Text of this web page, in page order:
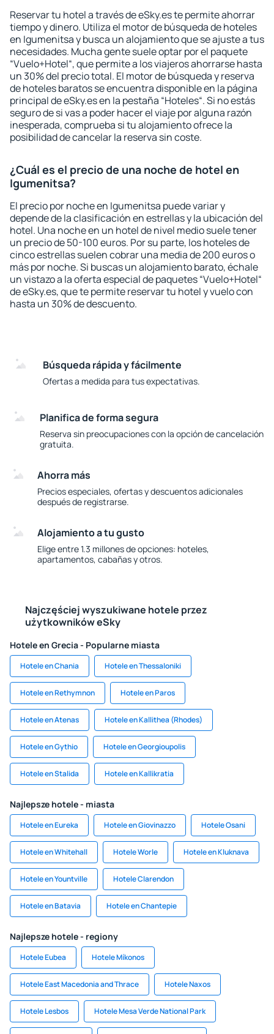
Reservar tu hotel a través de eSky.es te permite ahorrar
tiempo y dinero. Utiliza el motor de búsqueda de hoteles
en Igumenitsa y busca un alojamiento que se ajuste a tus
necesidades. Mucha gente suele optar por el paquete
“Vuelo+Hotel“, que permite a los viajeros ahorrarse hasta
un 30% del precio total. El motor de búsqueda y reserva
de hoteles baratos se encuentra disponible en la página
principal de eSky.es en la pestaña “Hoteles“. Si no estás
seguro de si vas a poder hacer el viaje por alguna razón
inesperada, comprueba si tu alojamiento ofrece la
posibilidad de cancelar la reserva sin coste.
¿Cuál es el precio de una noche de hotel en
Igumenitsa?
El precio por noche en Igumenitsa puede variar y
depende de la clasificación en estrellas y la ubicación del
hotel. Una noche en un hotel de nivel medio suele tener
un precio de 50-100 euros. Por su parte, los hoteles de
cinco estrellas suelen cobrar una media de 200 euros o
más por noche. Si buscas un alojamiento barato, échale
un vistazo a la oferta especial de paquetes “Vuelo+Hotel“
de eSky.es, que te permite reservar tu hotel y vuelo con
hasta un 30% de descuento.
Búsqueda rápida y fácilmente
Ofertas a medida para tus expectativas.
Planifica de forma segura
Reserva sin preocupaciones con la opción de cancelación
gratuita.
Ahorra más
Precios especiales, ofertas y descuentos adicionales
después de registrarse.
Alojamiento a tu gusto
Elige entre 1.3 millones de opciones: hoteles,
apartamentos, cabañas y otros.
Najczęściej wyszukiwane hotele przez
użytkowników eSky
Hotele en Grecia - Popularne miasta
Hotele en Chania Hotele en Thessaloniki
Hotele en Rethymnon Hotele en Paros
Hotele en Atenas Hotele en Kallithea (Rhodes)
Hotele en Gythio Hotele en Georgioupolis
Hotele en Stalida Hotele en Kallikratia
Najlepsze hotele - miasta
Hotele en Eureka Hotele en Giovinazzo Hotele Osani
Hotele en Whitehall Hotele Worle Hotele en Kluknava
Hotele en Yountville Hotele Clarendon
Hotele en Batavia Hotele en Chantepie
Najlepsze hotele - regiony
Hotele Eubea Hotele Míkonos
Hotele East Macedonia and Thrace Hotele Naxos
Hotele Lesbos Hotele Mesa Verde National Park